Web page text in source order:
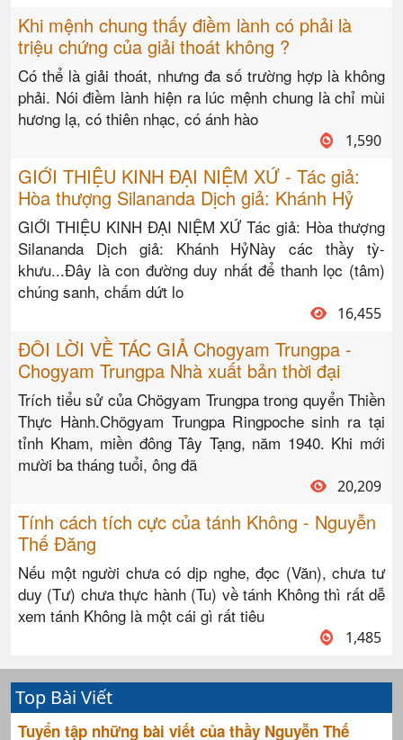
Khi mệnh chung thấy điềm lành có phải là
triệu chứng của giải thoát không ?
Có thể là giải thoát, nhưng đa số trường hợp là không
phải. Nói điềm lành hiện ra lúc mệnh chung là chỉ mùi
hương lạ, có thiên nhạc, có ánh hào
1,590
GIỚI THIỆU KINH ĐẠI NIỆM XỨ - Tác giả:
Hòa thượng Silananda Dịch giả: Khánh Hỷ
GIỚI THIỆU KINH ĐẠI NIỆM XỨ Tác giả: Hòa thượng
Silananda Dịch giả: Khánh HỷNày các thầy tỳ-
khưu...Ðây là con đường duy nhất để thanh lọc (tâm)
chúng sanh, chấm dứt lo
16,455
ĐÔI LỜI VỀ TÁC GIẢ Chogyam Trungpa -
Chogyam Trungpa Nhà xuất bản thời đại
Trích tiểu sử của Chögyam Trungpa trong quyển Thiền
Thực Hành.Chögyam Trungpa Ringpoche sinh ra tại
tỉnh Kham, miền đông Tây Tạng, năm 1940. Khi mới
mười ba tháng tuổi, ông đã
20,209
Tính cách tích cực của tánh Không - Nguyễn
Thế Đăng
Nếu một người chưa có dịp nghe, đọc (Văn), chưa tư
duy (Tư) chưa thực hành (Tu) về tánh Không thì rất dễ
xem tánh Không là một cái gì rất tiêu
1,485
Top Bài Viết
Tuyển tập những bài viết của thầy Nguyễn Thế